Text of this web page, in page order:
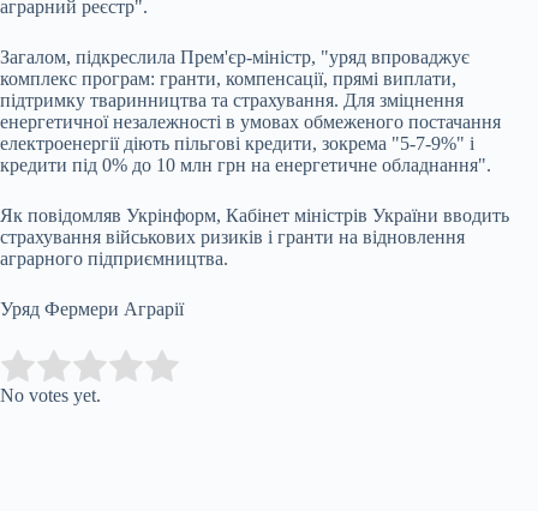
аграрний реєстр".
Загалом, підкреслила Прем'єр-міністр, "уряд впроваджує
комплекс програм: гранти, компенсації, прямі виплати,
підтримку тваринництва та страхування. Для зміцнення
енергетичної незалежності в умовах обмеженого постачання
електроенергії діють пільгові кредити, зокрема "5-7-9%" і
кредити під 0% до 10 млн грн на енергетичне обладнання".
Як повідомляв Укрінформ, Кабінет міністрів України вводить
страхування військових ризиків і гранти на відновлення
аграрного підприємництва.
Уряд Фермери Аграрії
Rate this item:
No votes yet.